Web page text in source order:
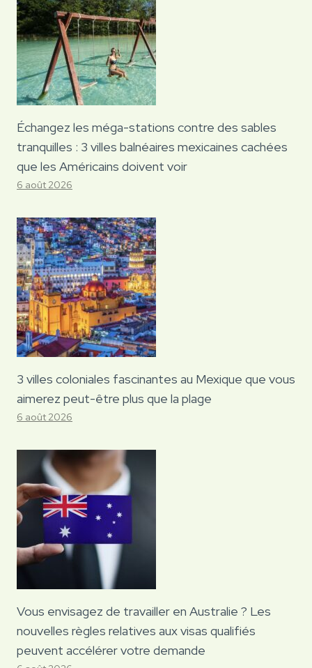
Échangez les méga-stations contre des sables
tranquilles : 3 villes balnéaires mexicaines cachées
que les Américains doivent voir
6 août 2026
3 villes coloniales fascinantes au Mexique que vous
aimerez peut-être plus que la plage
6 août 2026
Vous envisagez de travailler en Australie ? Les
nouvelles règles relatives aux visas qualifiés
peuvent accélérer votre demande